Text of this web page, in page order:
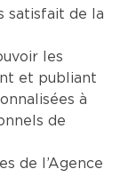
satisfait de la
les
et publiant
à
de
de l’Agence